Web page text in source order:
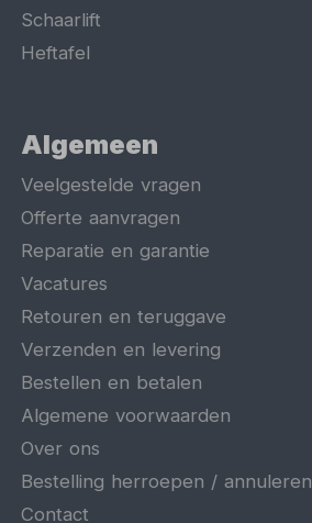
Schaarlift
Heftafel
Algemeen
Veelgestelde vragen
Offerte aanvragen
Reparatie en garantie
Vacatures
Retouren en teruggave
Verzenden en levering
Bestellen en betalen
Algemene voorwaarden
Over ons
Bestelling herroepen / annuleren
Contact